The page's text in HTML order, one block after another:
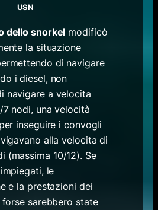
USN
dello snorkel modificò
la situazione
di navigare
i diesel, non
navigare a velocita
nodi, una velocità
inseguire i convogli
alla velocita di
(massima 10/12). Se
le
e la prestazioni dei
sarebbero state